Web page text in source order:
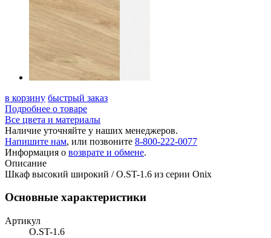
в корзину быстрый заказ
Подробнее о товаре
Все цвета и материалы
Наличие уточняйте у наших менеджеров.
Напишите нам, или позвоните 8-800-222-0077
Информация о возврате и обмене.
Описание
Шкаф высокий широкий / O.ST-1.6 из серии Onix
Основные характеристики
Артикул
O.ST-1.6